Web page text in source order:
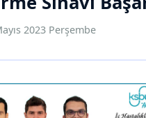
2023 Perşembe